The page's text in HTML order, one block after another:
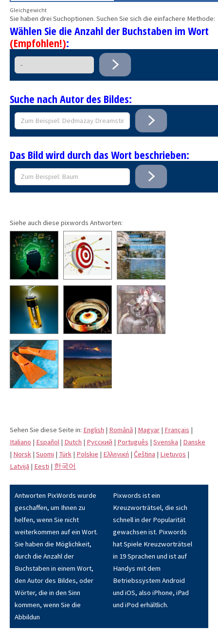
Gleichgewicht
Sie haben drei Suchoptionen. Suchen Sie sich die einfachere Methode:
Wählen Sie die Anzahl der Buchstaben im Wort
(Empfohlen!):
Suche nach Autor des Bildes:
Das Bild wird durch das Wort beschrieben:
Siehe auch diese pixwords Antworten:
Sehen Sie diese Seite in: English | Română | Magyar | Français |
Italiano | Español | Dutch | Pусский | Português | Svenska | Danske
| Norsk | Suomi | Türk | Polskie | Eλληνική | Čeština | Lietuvos |
Latvijā | Eesti | 한국어
Antworten PixWords wurde
geschaffen, um Ihnen zu
helfen, wenn Sie nicht
weiterkommen auf ein Wort.
Sie haben die Möglichkeit,
durch die Anzahl der
Buchstaben in einem Wort,
den Autor des Bildes, oder
Wörter, die in den Sinn
kommen, wenn Sie die
Abbildun
Pixwords ist ein
Kreuzworträtsel, die sich
schnell in der Popularität
gewachsen ist. Pixwords
hat Spiele Kreuzworträtsel
in 19 Sprachen und ist auf
Handys mit dem
Betriebssystem Android
und iOS, also iPhone, iPad
und iPod erhältlich.